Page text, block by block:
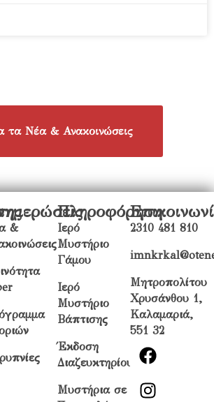
τα Νέα & Ανακοινώσεις
&
Πληροφόρηση
Ιερό
Μυστήριο
Γάμου
Ιερό
Μυστήριο
Βάπτισης
Έκδοση
Διαζευκτηρίου
Μυστήρια σε
2310 481 810
Μητροπολίτου
Χρυσάνθου 1,
Καλαμαριά,
551 32